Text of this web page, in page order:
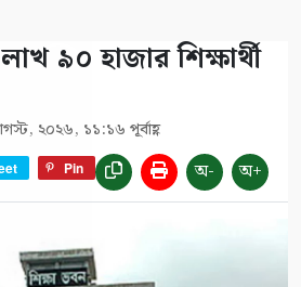
৯০ হাজার শিক্ষার্থী
২০২৬, ১১:১৬ পূর্বাহ্ণ
Pin অ- অ+